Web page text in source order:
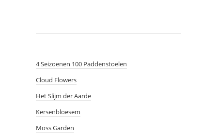
4 Seizoenen 100 Paddenstoelen
Cloud Flowers
Het Slijm der Aarde
Kersenbloesem
Moss Garden